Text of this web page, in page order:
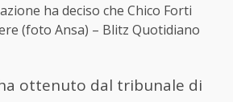
ha deciso che Chico Forti
(foto Ansa) – Blitz Quotidiano
ottenuto dal tribunale di